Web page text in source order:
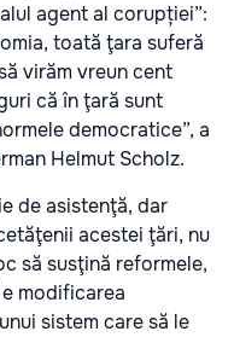
agent al corupției”:
toată ţara suferă
virăm vreun cent
că în ţară sunt
democratice”, a
Helmut Scholz.
de asistenţă, dar
acestei ţări, nu
să susţină reformele,
modificarea
sistem care să le